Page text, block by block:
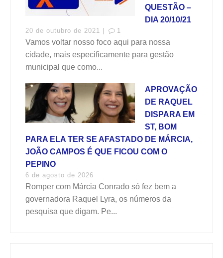
QUESTÃO –
DIA 20/10/21
20 de outubro de 2021 | 1
Vamos voltar nosso foco aqui para nossa
cidade, mais especificamente para gestão
municipal que como...
APROVAÇÃO
DE RAQUEL
DISPARA EM
ST, BOM
PARA ELA TER SE AFASTADO DE MÁRCIA,
JOÃO CAMPOS É QUE FICOU COM O
PEPINO
6 de agosto de 2026
Romper com Márcia Conrado só fez bem a
governadora Raquel Lyra, os números da
pesquisa que digam. Pe...